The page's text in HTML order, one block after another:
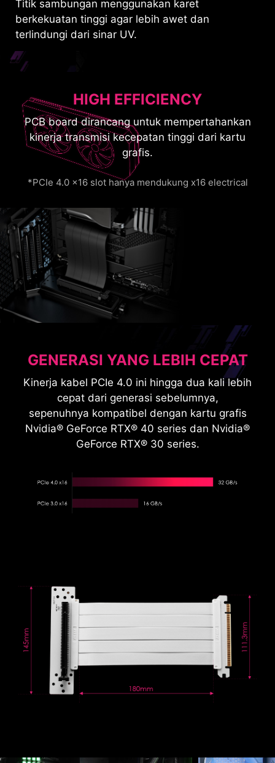
Titik sambungan menggunakan karet
berkekuatan tinggi agar lebih awet dan
terlindungi dari sinar UV.
HIGH EFFICIENCY
PCB board dirancang untuk mempertahankan
kinerja transmisi kecepatan tinggi dari kartu
grafis.
*PCIe 4.0 x16 slot hanya mendukung x16 electrical
GENERASI YANG LEBIH CEPAT
Kinerja kabel PCIe 4.0 ini hingga dua kali lebih
cepat dari generasi sebelumnya,
sepenuhnya kompatibel dengan kartu grafis
Nvidia® GeForce RTX® 40 series dan Nvidia®
GeForce RTX® 30 series.